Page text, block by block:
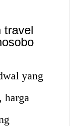
travel
yang
harga